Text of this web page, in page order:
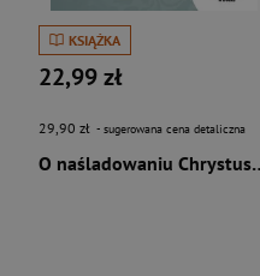
KSIĄŻKA
22,99 zł
29,90 zł - sugerowana cena detaliczna
O